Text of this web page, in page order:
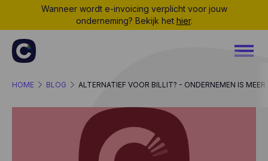
Wanneer wordt e-invoicing verplicht voor jouw
onderneming? Bekijk het hier.
HOME BLOG ALTERNATIEF VOOR BILLIT? - ONDERNEMEN IS MEER